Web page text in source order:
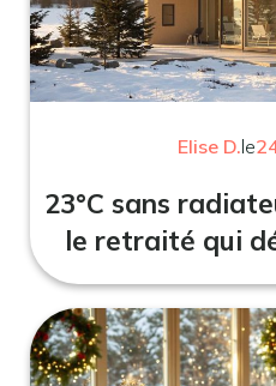
Elise D.le
23°C sans
le retraité qui